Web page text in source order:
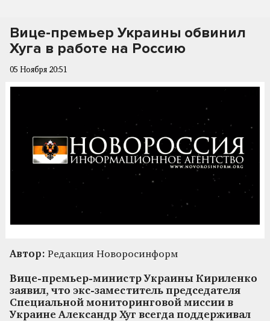
Вице-премьер Украины обвинил
Хуга в работе на Россию
05 Ноября 20:51
Автор: Редакция Новоросинформ
Вице-премьер-министр Украины Кириленко
заявил, что экс-заместитель председателя
Специальной мониторинговой миссии в
Украине Александр Хуг всегда поддерживал